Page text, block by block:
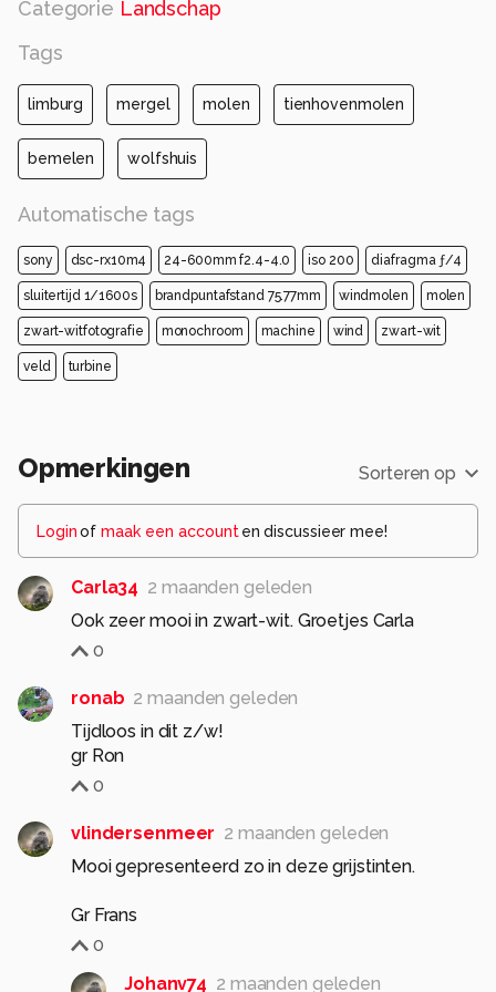
Categorie Landschap
Tags
limburg mergel molen tienhovenmolen
bemelen wolfshuis
Automatische tags
sony dsc-rx10m4 24-600mm f2.4-4.0 iso 200 diafragma ƒ/4
sluitertijd 1/1600s brandpuntafstand 75.77mm windmolen molen
zwart-witfotografie monochroom machine wind zwart-wit
veld turbine
Opmerkingen Sorteren op
Loginof maak een account en discussieer mee!
Carla34 2 maanden geleden
Ook zeer mooi in zwart-wit. Groetjes Carla
0
ronab 2 maanden geleden
Tijdloos in dit z/w!
gr Ron
0
vlindersenmeer 2 maanden geleden
Mooi gepresenteerd zo in deze grijstinten.
Gr Frans
0
Johanv74 2 maanden geleden